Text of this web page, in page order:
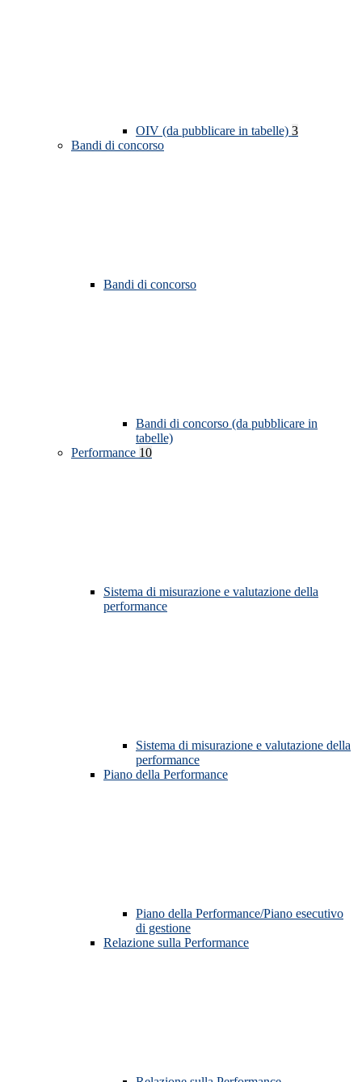
OIV (da pubblicare in tabelle) 3
Bandi di concorso
Bandi di concorso
Bandi di concorso (da pubblicare in
tabelle)
Performance 10
Sistema di misurazione e valutazione della
performance
Sistema di misurazione e valutazione della
performance
Piano della Performance
Piano della Performance/Piano esecutivo
di gestione
Relazione sulla Performance